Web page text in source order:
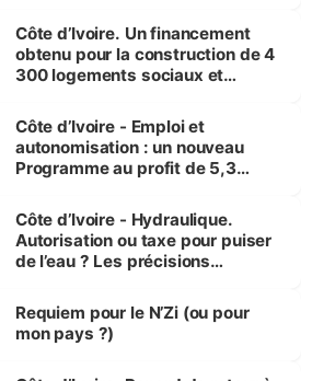
Côte d’Ivoire. Un financement
obtenu pour la construction de 4
300 logements sociaux et
et Yamoussoukro
Côte d’Ivoire - Emploi et
autonomisation : un nouveau
Programme au profit de 5,3
Côte d’Ivoire - Hydraulique.
Autorisation ou taxe pour puiser
de l’eau ? Les précisions
Requiem pour le N’Zi (ou pour
mon pays ?)